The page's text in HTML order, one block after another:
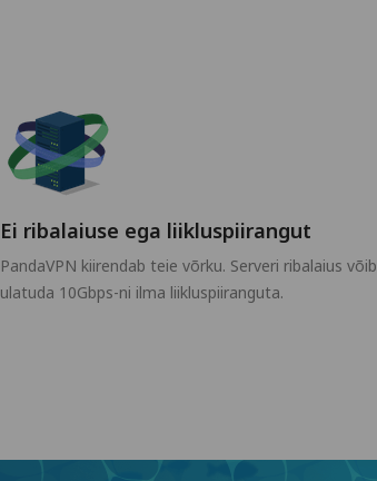
Ei ribalaiuse ega liikluspiirangut
PandaVPN kiirendab teie võrku. Serveri ribalaius võib
ulatuda 10Gbps-ni ilma liikluspiiranguta.